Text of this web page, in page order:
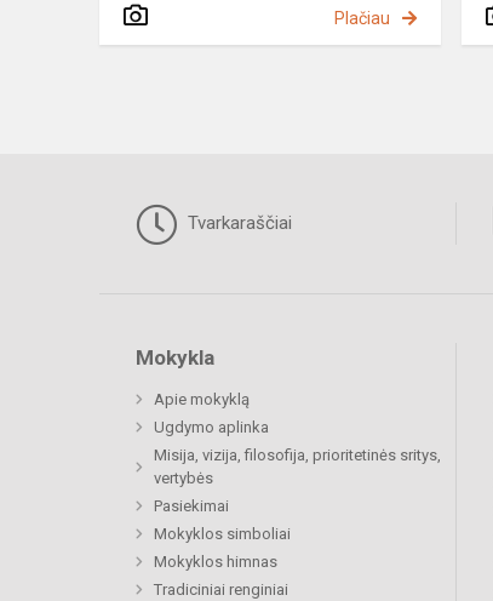
Plačiau
Tvarkaraščiai
Mokykla
Apie mokyklą
Ugdymo aplinka
Misija, vizija, filosofija, prioritetinės sritys,
vertybės
Pasiekimai
Mokyklos simboliai
Mokyklos himnas
Tradiciniai renginiai